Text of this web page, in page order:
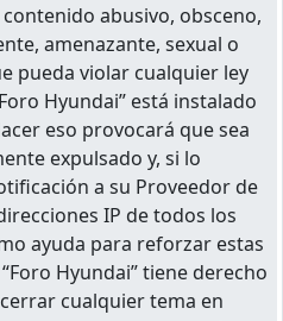
abusivo, obsceno,
amenazante, sexual o
pueda violar cualquier ley
Hyundai” está instalado
eso provocará que sea
expulsado y, si lo
a su Proveedor de
IP de todos los
ayuda para reforzar estas
Hyundai” tiene derecho
cualquier tema en